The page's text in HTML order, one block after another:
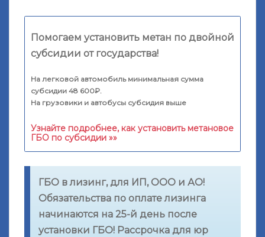
Помогаем установить метан по двойной
субсидии от государства!
На легковой автомобиль минимальная сумма
субсидии 48 600₽.
На грузовики и автобусы субсидия выше
Узнайте подробнее, как установить метановое
ГБО по субсидии »»
ГБО в лизинг, для ИП, ООО и АО!
Обязательства по оплате лизинга
начинаются на 25-й день после
установки ГБО! Рассрочка для юр